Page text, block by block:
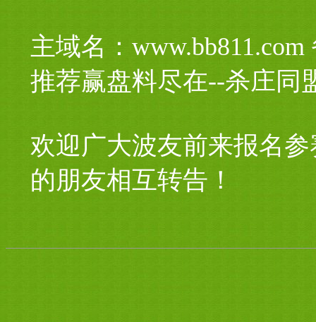
主域名：
推荐赢盘料尽在--杀庄同
欢迎广大波友前来报名
的朋友相互转告！